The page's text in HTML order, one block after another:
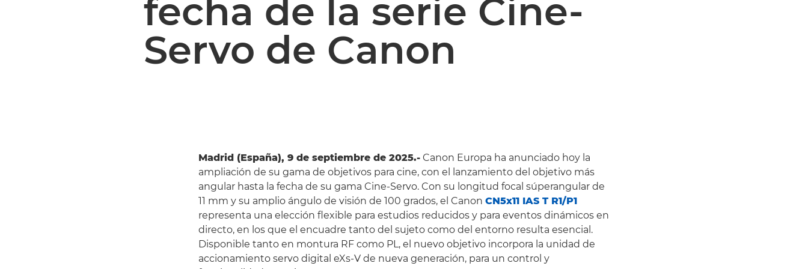
fecha de la serie Cine-
Servo de Canon
Madrid (España), 9 de septiembre de 2025.- Canon Europa ha anunciado hoy la
ampliación de su gama de objetivos para cine, con el lanzamiento del objetivo más
angular hasta la fecha de su gama Cine-Servo. Con su longitud focal súperangular de
11 mm y su amplio ángulo de visión de 100 grados, el Canon CN5x11 IAS T R1/P1
representa una elección flexible para estudios reducidos y para eventos dinámicos en
directo, en los que el encuadre tanto del sujeto como del entorno resulta esencial.
Disponible tanto en montura RF como PL, el nuevo objetivo incorpora la unidad de
accionamiento servo digital eXs-V de nueva generación, para un control y